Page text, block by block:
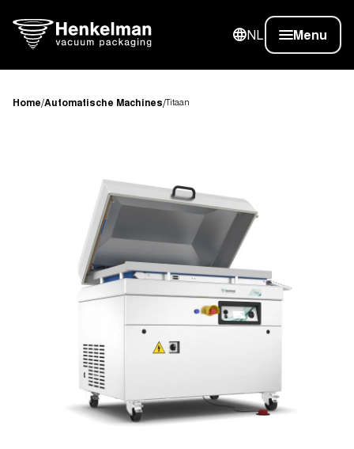
NL Menu
Home/Automatische Machines/Titaan